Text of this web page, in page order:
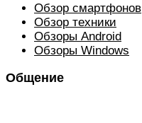
Обзор смартфонов
Обзор техники
Обзоры Android
Обзоры Windows
Общение